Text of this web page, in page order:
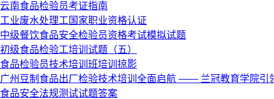
云南食品检验员考证指南
工业废水处理工国家职业资格认证
中级餐饮食品安全检验员资格考试模拟试题
初级食品检验工培训试题（五）
食品检验员技术培训班培训掠影
广州豆制食品出厂检验技术培训全面启航 —— 兰冠教育学院引
食品安全法规测试试题答案